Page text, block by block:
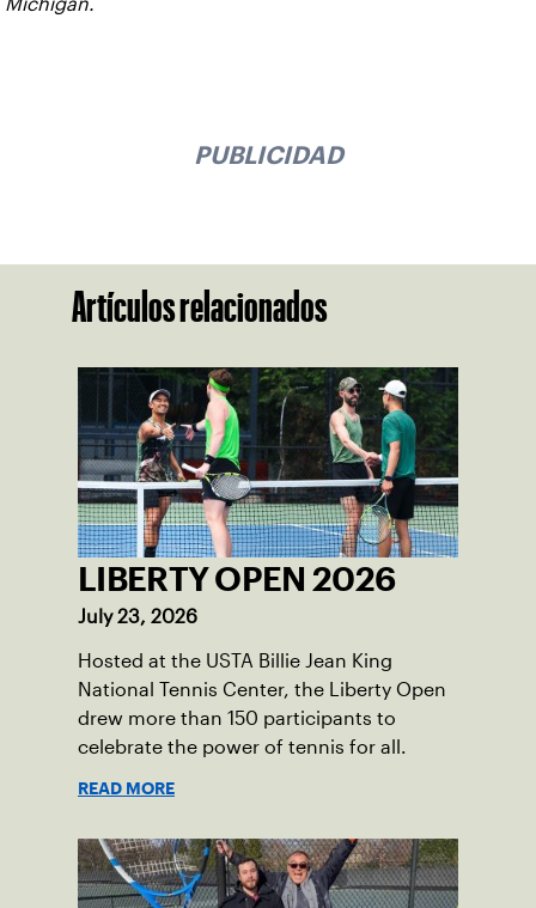
Michigan.
PUBLICIDAD
Artículos relacionados
LIBERTY OPEN 2026
July 23, 2026
Hosted at the USTA Billie Jean King
National Tennis Center, the Liberty Open
drew more than 150 participants to
celebrate the power of tennis for all.
READ MORE